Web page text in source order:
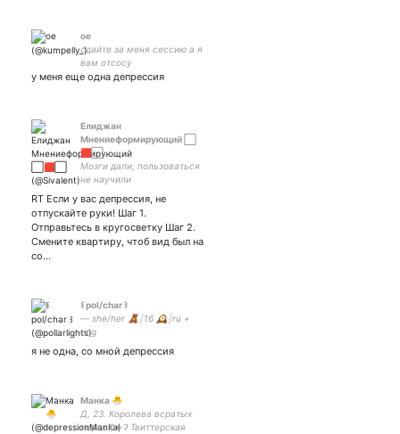
ое
сдайте за меня сессию а я
вам отсосу
у меня еще одна депрессия
Елиджан
Мнениеформирующий ⬜️
🟥⬜️
Мозги дали, пользоваться
не научили
RT Если у вас депрессия, не
отпускайте руки! Шаг 1.
Отправьтесь в кругосветку Шаг 2.
Смените квартиру, чтоб вид был на
со…
꒰ pol/char ꒱
— she/her 🧸┊16 🕰️┊ru +
eng
я не одна, со мной депрессия
Манка 🐣
Д, 23. Королева всратых
гифок ʕ·ᴥ·ʔ Твиттерская